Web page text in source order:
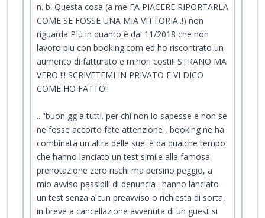
n. b. Questa cosa (a me FA PIACERE RIPORTARLA
COME SE FOSSE UNA MIA VITTORIA..!) non
riguarda PIù in quanto è dal 11/2018 che non
lavoro piu con booking.com ed ho riscontrato un
aumento di fatturato e minori costi!! STRANO MA
VERO !!! SCRIVETEMI IN PRIVATO E VI DICO
COME HO FATTO!!
..."buon gg a tutti. per chi non lo sapesse e non se
ne fosse accorto fate attenzione , booking ne ha
combinata un altra delle sue. è da qualche tempo
che hanno lanciato un test simile alla famosa
prenotazione zero rischi ma persino peggio, a
mio avviso passibili di denuncia . hanno lanciato
un test senza alcun preavviso o richiesta di sorta,
in breve a cancellazione avvenuta di un guest si